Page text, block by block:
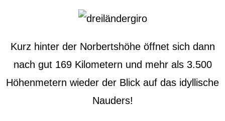
Kurz hinter der Norbertshöhe öffnet sich dann
nach gut 169 Kilometern und mehr als 3.500
Höhenmetern wieder der Blick auf das idyllische
Nauders!